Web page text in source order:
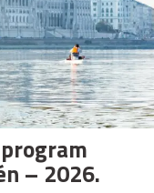
– 2026.